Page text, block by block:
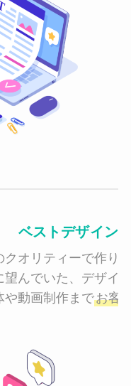
ベストデザイン
オリティーで作り
んでいた、デザイ
や動画制作までお客